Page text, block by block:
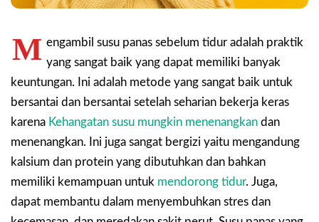
M engambil susu panas sebelum tidur adalah praktik
yang sangat baik yang dapat memiliki banyak
keuntungan. Ini adalah metode yang sangat baik untuk
bersantai dan bersantai setelah seharian bekerja keras
karena Kehangatan susu mungkin menenangkan dan
menenangkan. Ini juga sangat bergizi yaitu mengandung
kalsium dan protein yang dibutuhkan dan bahkan
memiliki kemampuan untuk mendorong tidur. Juga,
dapat membantu dalam menyembuhkan stres dan